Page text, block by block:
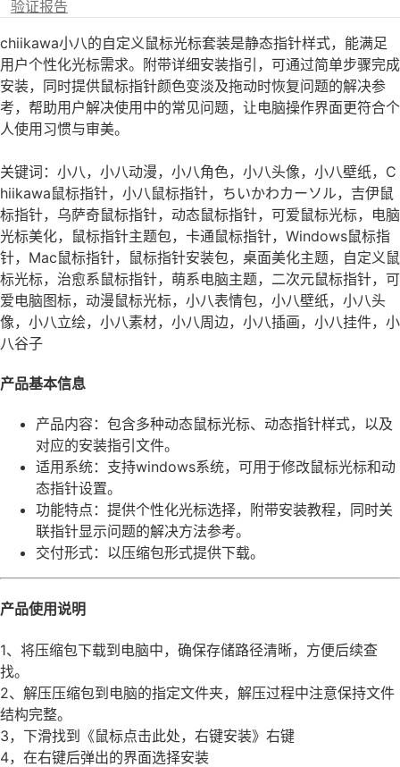
验证报告
chiikawa小八的自定义鼠标光标套装是静态指针样式，能满足
用户个性化光标需求。附带详细安装指引，可通过简单步骤完成
安装，同时提供鼠标指针颜色变淡及拖动时恢复问题的解决参
考，帮助用户解决使用中的常见问题，让电脑操作界面更符合个
人使用习惯与审美。
关键词：小八，小八动漫，小八角色，小八头像，小八壁纸，C
hiikawa鼠标指针，小八鼠标指针，ちいかわカーソル，吉伊鼠
标指针，乌萨奇鼠标指针，动态鼠标指针，可爱鼠标光标，电脑
光标美化，鼠标指针主题包，卡通鼠标指针，Windows鼠标指
针，Mac鼠标指针，鼠标指针安装包，桌面美化主题，自定义鼠
标光标，治愈系鼠标指针，萌系电脑主题，二次元鼠标指针，可
爱电脑图标，动漫鼠标光标，小八表情包，小八壁纸，小八头
像，小八立绘，小八素材，小八周边，小八插画，小八挂件，小
八谷子
产品基本信息
产品内容：包含多种动态鼠标光标、动态指针样式，以及
对应的安装指引文件。
适用系统：支持windows系统，可用于修改鼠标光标和动
态指针设置。
功能特点：提供个性化光标选择，附带安装教程，同时关
联指针显示问题的解决方法参考。
交付形式：以压缩包形式提供下载。
产品使用说明
1、将压缩包下载到电脑中，确保存储路径清晰，方便后续查
找。
2、解压压缩包到电脑的指定文件夹，解压过程中注意保持文件
结构完整。
3，下滑找到《鼠标点击此处，右键安装》右键
4，在右键后弹出的界面选择安装